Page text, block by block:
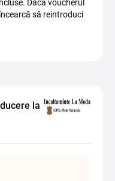
Dacă voucherul
să reintroduci
la